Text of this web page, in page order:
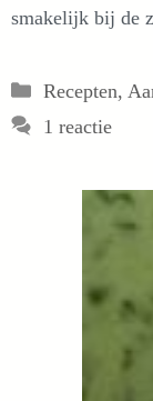
smakelijk bij de
Categorieën
Recepten,
1 reactie